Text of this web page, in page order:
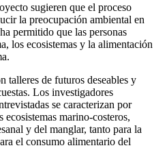
sugieren que el proceso
la preocupación ambiental en
permitido que las personas
los ecosistemas y la alimentación
talleres de futuros deseables y
Los investigadores
se caracterizan por
ecosistemas marino-costeros,
y del manglar, tanto para la
el consumo alimentario del